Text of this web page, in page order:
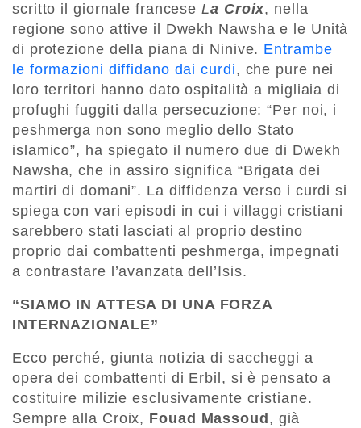
scritto il giornale franceseLa Croix, nella
regione sono attive il Dwekh Nawsha e le Unità
di protezione della piana di Ninive. Entrambe
le formazioni diffidano dai curdi, che pure nei
loro territori hanno dato ospitalità a migliaia di
profughi fuggiti dalla persecuzione: “Per noi, i
peshmerga non sono meglio dello Stato
islamico”, ha spiegato il numero due di Dwekh
Nawsha, che in assiro significa “Brigata dei
martiri di domani”. La diffidenza verso i curdi si
spiega con vari episodi in cui i villaggi cristiani
sarebbero stati lasciati al proprio destino
proprio dai combattenti peshmerga, impegnati
a contrastare l’avanzata dell’Isis.
“SIAMO IN ATTESA DI UNA FORZA
INTERNAZIONALE”
Ecco perché, giunta notizia di saccheggi a
opera dei combattenti di Erbil, si è pensato a
costituire milizie esclusivamente cristiane.
Sempre alla Croix, Fouad Massoud , già